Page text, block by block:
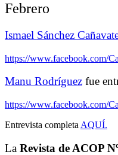
Febrero
Ismael Sánchez
https://www.facebook.com/
Manu Rodríguez fue
https://www.facebook.com/
Entrevista completa AQUÍ.
La Revista de ACOP